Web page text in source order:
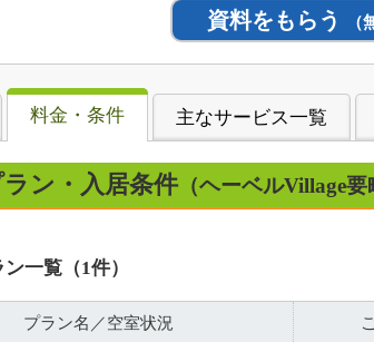
資料をもらう （
料金・条件 主なサービス一覧
ン・入居条件 （ヘーベルVillage
一覧（1件）
プラン名／空室状況